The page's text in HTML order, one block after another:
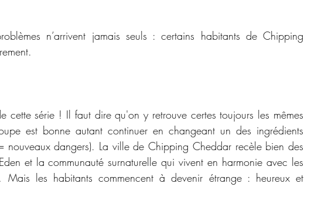
n’arrivent jamais seuls : certains habitants de Chipping
cette série ! Il faut dire qu'on y retrouve certes toujours les mêmes
est bonne autant continuer en changeant un des ingrédients
nouveaux dangers). La ville de Chipping Cheddar recèle bien des
et la communauté surnaturelle qui vivent en harmonie avec les
Mais les habitants commencent à devenir étrange : heureux et